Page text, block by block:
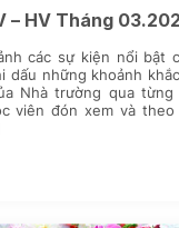
– HV Tháng
các sự kiện nổi bật
dấu những khoảnh
Nhà trường qua từng
viên đón xem và